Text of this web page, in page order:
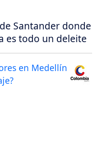
Santander donde
es todo un deleite